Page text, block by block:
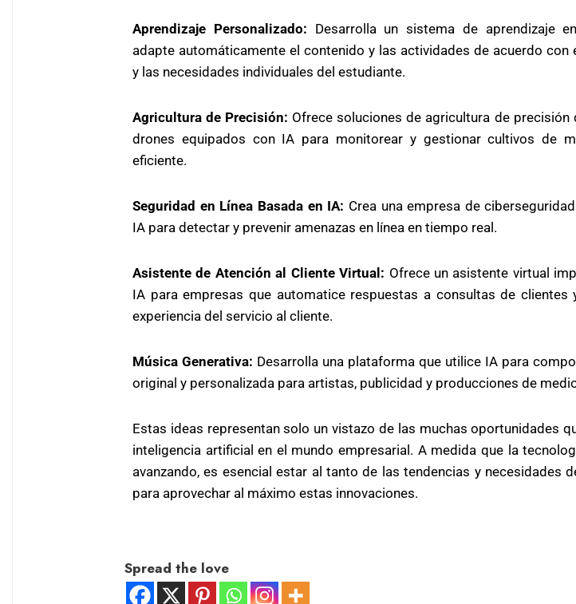
Aprendizaje Personalizado: Desarrolla un sistema de aprendizaje
adapte automáticamente el contenido y las actividades de acuerdo con
y las necesidades individuales del estudiante.
Agricultura de Precisión: Ofrece soluciones de agricultura de precisión
drones equipados con IA para monitorear y gestionar cultivos de
eficiente.
Seguridad en Línea Basada en IA: Crea una empresa de
IA para detectar y prevenir amenazas en línea en tiempo real.
Asistente de Atención al Cliente Virtual: Ofrece un asistente virtual
IA para empresas que automatice respuestas a consultas de clientes
experiencia del servicio al cliente.
Música Generativa: Desarrolla una plataforma que utilice IA para
original y personalizada para artistas, publicidad y producciones de
Estas ideas representan solo un vistazo de las muchas oportunidades
inteligencia artificial en el mundo empresarial. A medida que la
avanzando, es esencial estar al tanto de las tendencias y necesidades
para aprovechar al máximo estas innovaciones.
Spread the love